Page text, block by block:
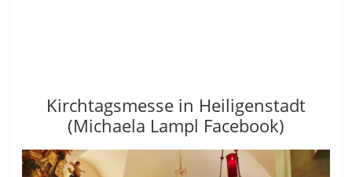
Kirchtagsmesse in Heiligenstadt
(Michaela Lampl Facebook)